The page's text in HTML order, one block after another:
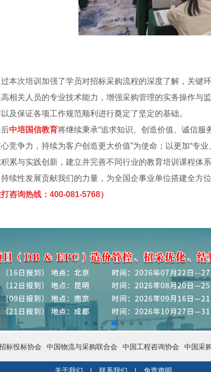
本次培训加强了学员对招标采购流程的深度了解，关键
相关人员的专业技术能力，增强采购管理的实务操作与
及保证各项工作规范顺利进行奠定了坚定的基础。
中培国信教育将继续秉承“追求知识、创造价值、诚信服
竞争力，持续为客户创造更大价值”为使命；以更加“专
累与实践创新，建立并完善不同行业的教育培训课程体
续性发展贡献我们的力量，为全国企事业单位搭建全方
咨询热线：400-081-5768）
标投标协会 中国物流与采购联合会 中国工程咨询协会 中国采